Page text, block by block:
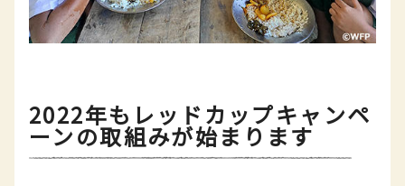
2022年もレッドカップキャンペ
ーンの取組みが始まります